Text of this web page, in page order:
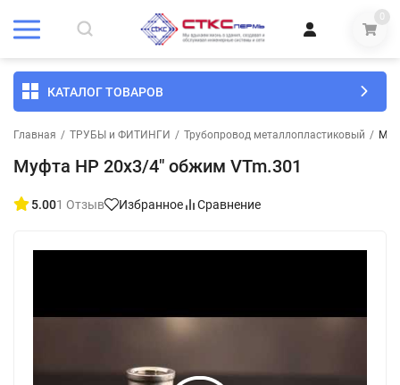
0
КАТАЛОГ ТОВАРОВ
Главная / ТРУБЫ и ФИТИНГИ / Трубопровод металлопластиковый /
Муфта НР 20х3/4" обжим VTm.301
5.001 Отзыв Избранное Сравнение